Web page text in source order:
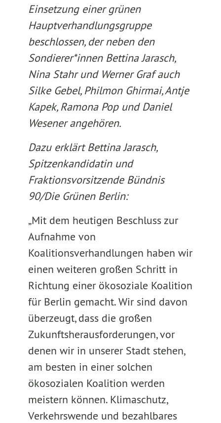
Einsetzung einer grünen
Hauptverhandlungsgruppe
beschlossen, der neben den
Sondierer*innen Bettina Jarasch,
Nina Stahr und Werner Graf auch
Silke Gebel, Philmon Ghirmai, Antje
Kapek, Ramona Pop und Daniel
Wesener angehören.
Dazu erklärt Bettina Jarasch,
Spitzenkandidatin und
Fraktionsvorsitzende Bündnis
90/Die Grünen Berlin:
„Mit dem heutigen Beschluss zur
Aufnahme von
Koalitionsverhandlungen haben wir
einen weiteren großen Schritt in
Richtung einer ökosoziale Koalition
für Berlin gemacht. Wir sind davon
überzeugt, dass die großen
Zukunftsherausforderungen, vor
denen wir in unserer Stadt stehen,
am besten in einer solchen
ökosozialen Koalition werden
meistern können. Klimaschutz,
Verkehrswende und bezahlbares